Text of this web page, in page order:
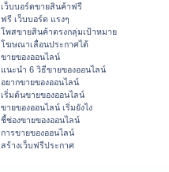
เว็บบอร์ดขายสินค้าฟรี
ฟรี เว็บบอร์ด แรงๆ
โพสขายสินค้าตรงกลุ่มเป้าหมาย
โฆษณาเลื่อนประกาศได้
ขายของออนไลน์
แนะนำ 6 วิธีขายของออนไลน์
อยากขายของออนไลน์
เริ่มต้นขายของออนไลน์
ขายของออนไลน์ เริ่มยังไง
ชี้ช่องขายของออนไลน์
การขายของออนไลน์
สร้างเว็บฟรีประกาศ